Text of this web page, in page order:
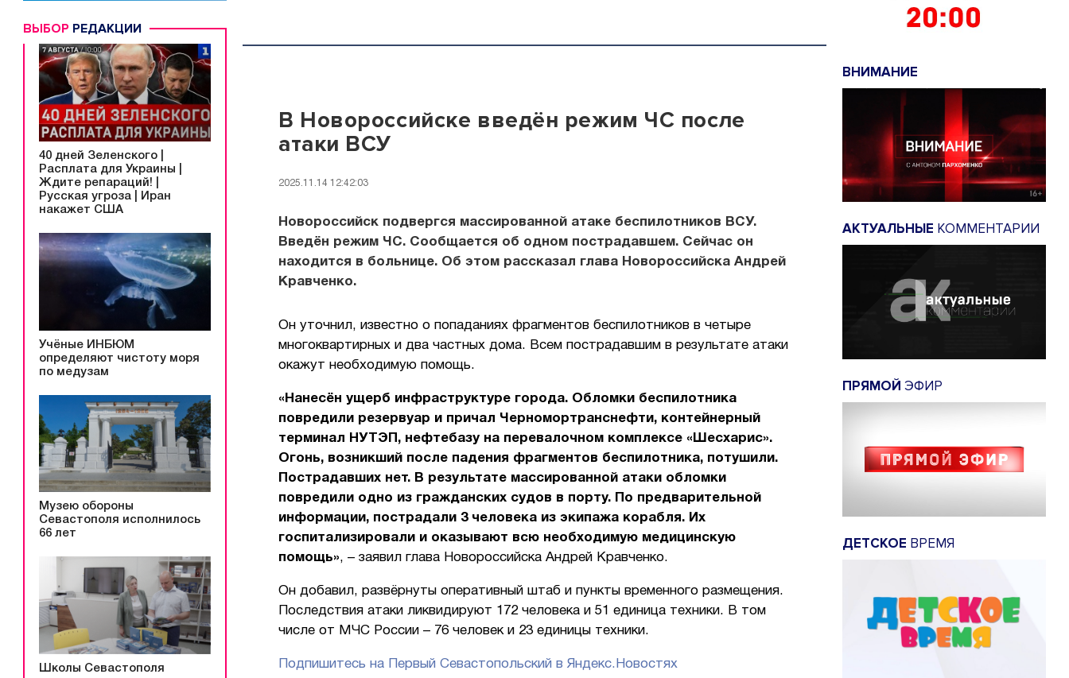
ВЫБОР РЕДАКЦИИ
40 дней Зеленского |
Расплата для Украины |
Ждите репараций! |
Русская угроза | Иран
накажет США
Учёные ИНБЮМ
определяют чистоту моря
по медузам
Музею обороны
Севастополя исполнилось
66 лет
Школы Севастополя
В Новороссийске введён режим ЧС после
атаки ВСУ
2025.11.14 12:42:03
Новороссийск подвергся массированной атаке беспилотников ВСУ.
Введён режим ЧС. Сообщается об одном пострадавшем. Сейчас он
находится в больнице. Об этом рассказал глава Новороссийска Андрей
Кравченко.
Он уточнил, известно о попаданиях фрагментов беспилотников в четыре
многоквартирных и два частных дома. Всем пострадавшим в результате атаки
окажут необходимую помощь.
«Нанесён ущерб инфраструктуре города. Обломки беспилотника
повредили резервуар и причал Черномортранснефти, контейнерный
терминал НУТЭП, нефтебазу на перевалочном комплексе «Шесхарис».
Огонь, возникший после падения фрагментов беспилотника, потушили.
Пострадавших нет. В результате массированной атаки обломки
повредили одно из гражданских судов в порту. По предварительной
информации, пострадали 3 человека из экипажа корабля. Их
госпитализировали и оказывают всю необходимую медицинскую
помощь», – заявил глава Новороссийска Андрей Кравченко.
Он добавил, развёрнуты оперативный штаб и пункты временного размещения.
Последствия атаки ликвидируют 172 человека и 51 единица техники. В том
числе от МЧС России – 76 человек и 23 единицы техники.
Подпишитесь на Первый Севастопольский в Яндекс.Новостях
ВНИМАНИЕ
АКТУАЛЬНЫЕ КОММЕНТАРИИ
ПРЯМОЙ ЭФИР
ДЕТСКОЕ ВРЕМЯ